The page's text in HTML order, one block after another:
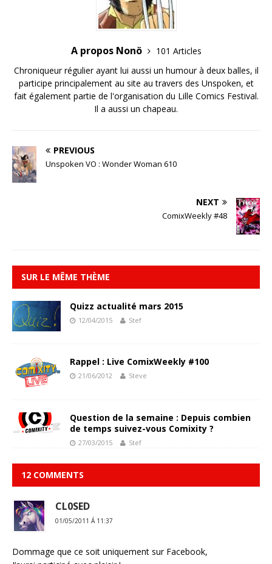
A propos Nonö
101 Articles
Chroniqueur régulier ayant lui aussi un humour à deux balles, il
participe principalement au site au travers des Unspoken, et
fait également partie de l'organisation du Lille Comics Festival.
Il a aussi un chapeau.
PREVIOUS
Unspoken VO : Wonder Woman 610
NEXT
ComixWeekly #48
SUR LE MÊME THÈME
Quizz actualité mars 2015
12/04/2015 Stef
Rappel : Live ComixWeekly #100
21/06/2012 Steve
Question de la semaine : Depuis combien
de temps suivez-vous Comixity ?
27/03/2015 Stef
12 COMMENTS
CL0SED
01/05/2011 Á 11:37
Dommage que ce soit uniquement sur Facebook,